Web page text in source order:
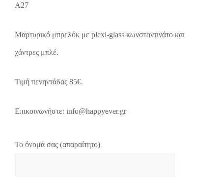
A27
Μαρτυρικό μπρελόκ με plexi-glass κωνσταντινάτο και
χάντρες μπλέ.
Τιμή πενηντάδας 85€.
Επικοινωνήστε: info@happyever.gr
Το όνομά σας (απαραίτητο)